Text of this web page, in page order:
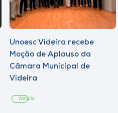
Unoesc Videira recebe
Moção de Aplauso da
Câmara Municipal de
Videira
Notícia